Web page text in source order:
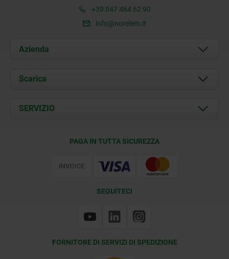
+39 047 464 62 90
info@norelem.it
Azienda
Chi siamo
Contatti
Scarica
Documents
SERVIZIO
PAGA IN TUTTA SICUREZZA
SEGUITECI
FORNITORE DI SERVIZI DI SPEDIZIONE